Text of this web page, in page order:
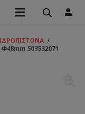
/
503532071